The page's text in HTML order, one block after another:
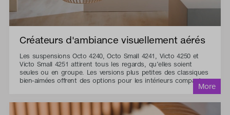
Créateurs d'ambiance visuellement aérés
Les suspensions Octo 4240, Octo Small 4241, Victo 4250 et
Victo Small 4251 attirent tous les regards, qu’elles soient
seules ou en groupe. Les versions plus petites des classiques
bien-aimées offrent des options pour les intérieurs compacts.